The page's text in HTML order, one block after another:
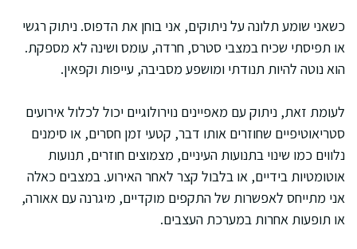
כשאני שומע תלונה על ניתוקים, אני בוחן את הדפוס. ניתוק רגשי
או תפיסתי שכיח במצבי סטרס, חרדה, עומס ושינה לא מספקת.
הוא נוטה להיות תנודתי ומושפע מסביבה, עייפות וקפאין.
לעומת זאת, ניתוק עם מאפיינים נוירולוגיים יכול לכלול אירועים
סטריאוטיפיים שחוזרים אותו דבר, קטעי זמן חסרים, או סימנים
נלווים כמו שינוי בתנועות העיניים, מצמוצים חוזרים, תנועות
אוטומטיות בידיים, או בלבול קצר לאחר האירוע. במצבים כאלה
אני מתייחס לאפשרות של התקפים מוקדיים, מיגרנה עם אאורה,
או תופעות אחרות במערכת העצבים.